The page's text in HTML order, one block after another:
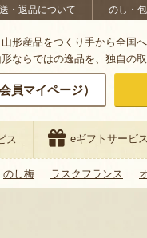
・返品について のし・
形産品をつくり手から全国
ならではの逸品を、独自の
員マイページ）
ス eギフトサービス
のし梅 ラスクフランス